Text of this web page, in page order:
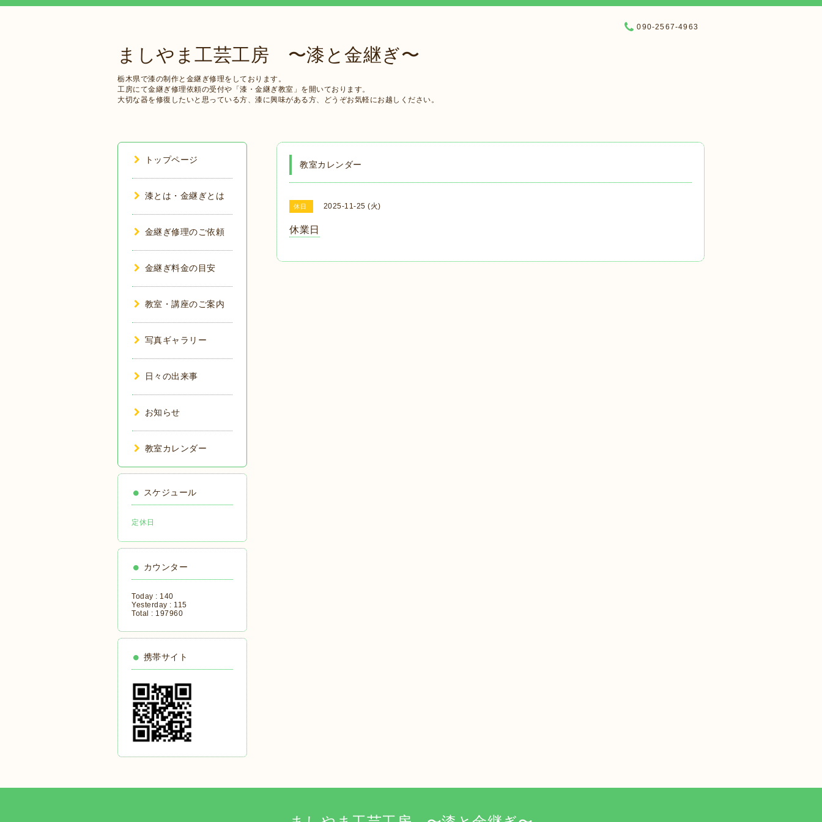
ましやま工芸工房 〜漆と金継ぎ〜
栃木県で漆の制作と金継ぎ修理をしております。
工房にて金継ぎ修理依頼の受付や「漆・金継ぎ教室」を開いております。
大切な器を修復したいと思っている方、漆に興味がある方、どうぞお気軽にお越しください。
090-2567-4963
教室カレンダー
休日 2025-11-25 (火)
休業日
トップページ
漆とは・金継ぎとは
金継ぎ修理のご依頼
金継ぎ料金の目安
教室・講座のご案内
写真ギャラリー
日々の出来事
お知らせ
教室カレンダー
スケジュール
定休日
カウンター
Today : 140
Yesterday : 115
Total : 197960
携帯サイト